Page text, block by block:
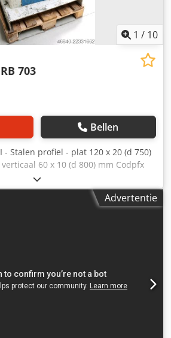
1 / 10
RB 703
Bellen
- Stalen profiel - plat 120 x 20 (d 750)
60 x 10 (d 800) mm Codpfx
50 x 5 (d 1200) mm Massief
(d 800) mm Buitendiameter buis,
mm Asdiameter 52,0 mm Diameter
- horizontale en verticale werking
standaardwalsen (gedeeld) - 2x
60 mm - handmatige bediening van
Advertentie